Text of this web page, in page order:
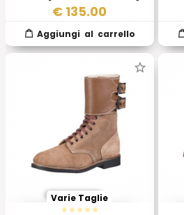
Service Shoe Type 2
€ 135.00
Varie Taglie